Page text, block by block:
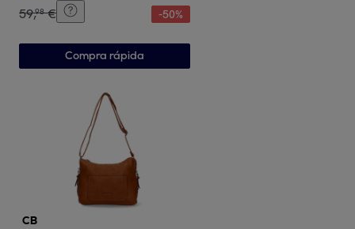
59,98 € -50%
Compra rápida
CB